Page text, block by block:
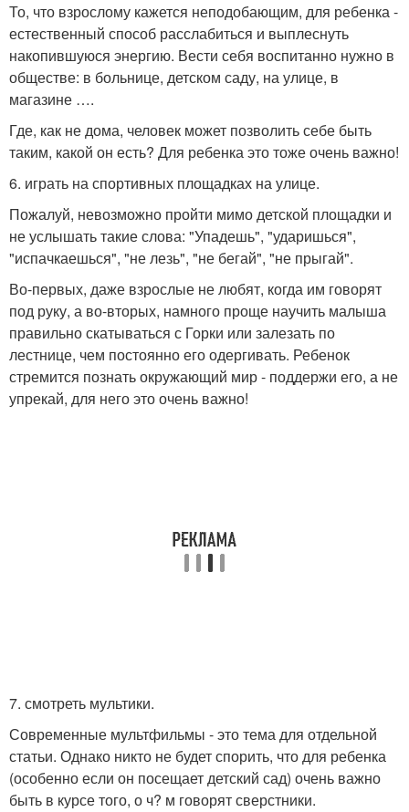
То, что взрослому кажется неподобающим, для ребенка -
естественный способ расслабиться и выплеснуть
накопившуюся энергию. Вести себя воспитанно нужно в
обществе: в больнице, детском саду, на улице, в
магазине ….
Где, как не дома, человек может позволить себе быть
таким, какой он есть? Для ребенка это тоже очень важно!
6. играть на спортивных площадках на улице.
Пожалуй, невозможно пройти мимо детской площадки и
не услышать такие слова: "Упадешь", "ударишься",
"испачкаешься", "не лезь", "не бегай", "не прыгай".
Во-первых, даже взрослые не любят, когда им говорят
под руку, а во-вторых, намного проще научить малыша
правильно скатываться с Горки или залезать по
лестнице, чем постоянно его одергивать. Ребенок
стремится познать окружающий мир - поддержи его, а не
упрекай, для него это очень важно!
7. смотреть мультики.
Современные мультфильмы - это тема для отдельной
статьи. Однако никто не будет спорить, что для ребенка
(особенно если он посещает детский сад) очень важно
быть в курсе того, о ч? м говорят сверстники.